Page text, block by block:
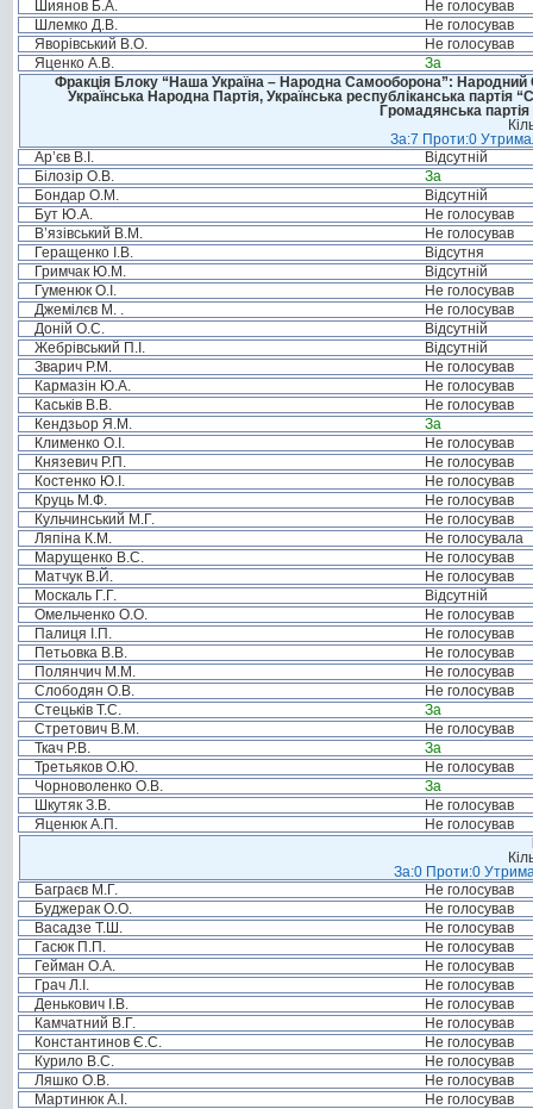
Шиянов Б.А.
Не голосував
Шлемко Д.В.
Не голосував
Яворівський В.О.
Не голосував
Яценко А.В.
За
Фракція Блоку “Наша Україна – Народна Самооборона”: Народний
Українська Народна Партія, Українська республіканська
Громадянська
За:7 Проти:0
Ар’єв В.І.
Відсутній
Білозір О.В.
За
Бондар О.М.
Відсутній
Бут Ю.А.
Не голосував
В’язівський В.М.
Не голосував
Геращенко І.В.
Відсутня
Гримчак Ю.М.
Відсутній
Гуменюк О.І.
Не голосував
Джемілєв М. .
Не голосував
Доній О.С.
Відсутній
Жебрівський П.І.
Відсутній
Зварич Р.М.
Не голосував
Кармазін Ю.А.
Не голосував
Каськів В.В.
Не голосував
Кендзьор Я.М.
За
Клименко О.І.
Не голосував
Князевич Р.П.
Не голосував
Костенко Ю.І.
Не голосував
Круць М.Ф.
Не голосував
Кульчинський М.Г.
Не голосував
Ляпіна К.М.
Не голосувала
Марущенко В.С.
Не голосував
Матчук В.Й.
Не голосував
Москаль Г.Г.
Відсутній
Омельченко О.О.
Не голосував
Палиця І.П.
Не голосував
Петьовка В.В.
Не голосував
Полянчич М.М.
Не голосував
Слободян О.В.
Не голосував
Стецьків Т.С.
За
Стретович В.М.
Не голосував
Ткач Р.В.
За
Третьяков О.Ю.
Не голосував
Чорноволенко О.В.
За
Шкутяк З.В.
Не голосував
Яценюк А.П.
Не голосував
За:0 Проти:0
Баграєв М.Г.
Не голосував
Буджерак О.О.
Не голосував
Васадзе Т.Ш.
Не голосував
Гасюк П.П.
Не голосував
Гейман О.А.
Не голосував
Грач Л.І.
Не голосував
Денькович І.В.
Не голосував
Камчатний В.Г.
Не голосував
Константинов Є.С.
Не голосував
Курило В.С.
Не голосував
Ляшко О.В.
Не голосував
Мартинюк А.І.
Не голосував